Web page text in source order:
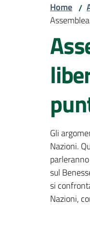
Home /
Gli
Nazioni.
sul
si
Nazioni,